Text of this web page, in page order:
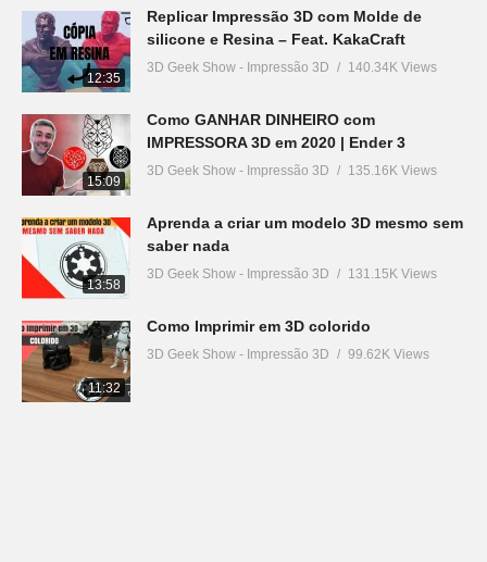
12:35
Replicar Impressão 3D com Molde de
silicone e Resina – Feat. KakaCraft
3D Geek Show - Impressão 3D 140.34K Views
15:09
Como GANHAR DINHEIRO com
IMPRESSORA 3D em 2020 | Ender 3
3D Geek Show - Impressão 3D 135.16K Views
13:58
Aprenda a criar um modelo 3D mesmo sem
saber nada
3D Geek Show - Impressão 3D 131.15K Views
11:32
Como Imprimir em 3D colorido
3D Geek Show - Impressão 3D 99.62K Views